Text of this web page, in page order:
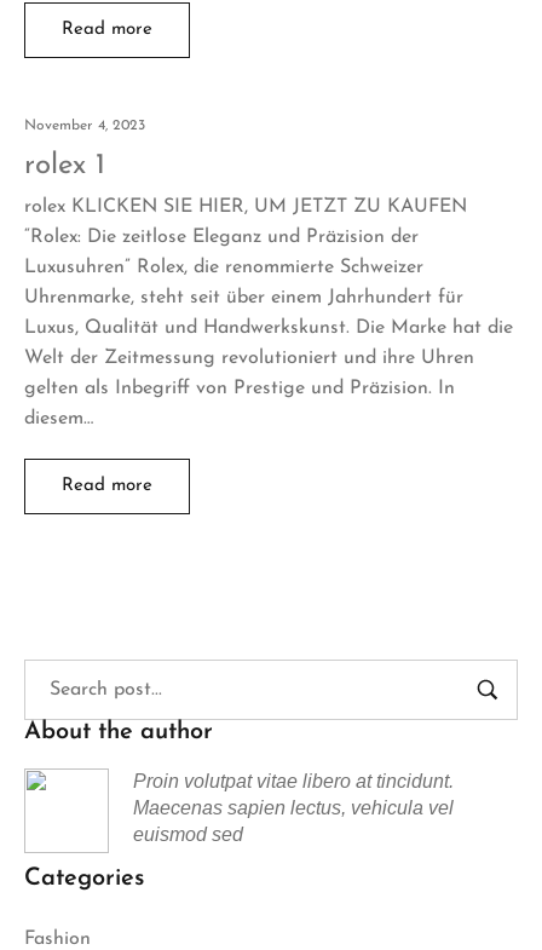
Read more
November 4, 2023
rolex 1
rolex KLICKEN SIE HIER, UM JETZT ZU KAUFEN
“Rolex: Die zeitlose Eleganz und Präzision der
Luxusuhren” Rolex, die renommierte Schweizer
Uhrenmarke, steht seit über einem Jahrhundert für
Luxus, Qualität und Handwerkskunst. Die Marke hat die
Welt der Zeitmessung revolutioniert und ihre Uhren
gelten als Inbegriff von Prestige und Präzision. In
diesem…
Read more
About the author
Proin volutpat vitae libero at tincidunt.
Maecenas sapien lectus, vehicula vel
euismod sed
Categories
Fashion